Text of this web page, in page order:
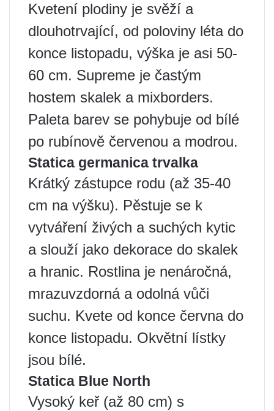
Kvetení plodiny je svěží a
dlouhotrvající, od poloviny léta do
konce listopadu, výška je asi 50-
60 cm. Supreme je častým
hostem skalek a mixborders.
Paleta barev se pohybuje od bílé
po rubínově červenou a modrou.
Statica germanica trvalka
Krátký zástupce rodu (až 35-40
cm na výšku). Pěstuje se k
vytváření živých a suchých kytic
a slouží jako dekorace do skalek
a hranic. Rostlina je nenáročná,
mrazuvzdorná a odolná vůči
suchu. Kvete od konce června do
konce listopadu. Okvětní lístky
jsou bílé.
Statica Blue North
Vysoký keř (až 80 cm) s